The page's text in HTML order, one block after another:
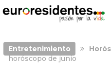
Entretenimiento
horóscopo de junio